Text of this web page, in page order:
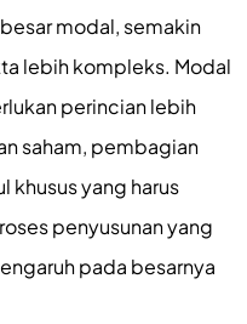
modal, semakin
lebih kompleks. Modal
perincian lebih
saham, pembagian
khusus yang harus
penyusunan yang
pada besarnya